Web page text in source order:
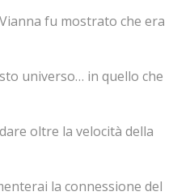
fu mostrato che era
universo… in quello che
oltre la velocità della
la connessione del